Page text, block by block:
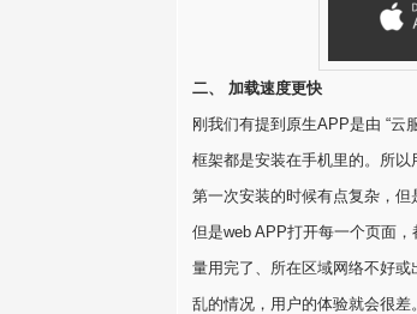
二、 加载速度更快
刚我们有提到原生APP是由 “云
框架都是安装在手机里的。所
第一次安装的时候有点复杂，但
但是web APP打开每一个页面
量用完了、所在区域网络不好
乱的情况，用户的体验就会很差